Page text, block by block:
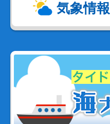
気象情報